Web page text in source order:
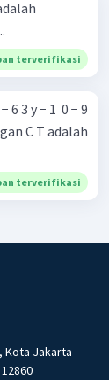
terverifikasi
6 3 y − 1 ​ 0 − 9
C T adalah
terverifikasi
Kota Jakarta